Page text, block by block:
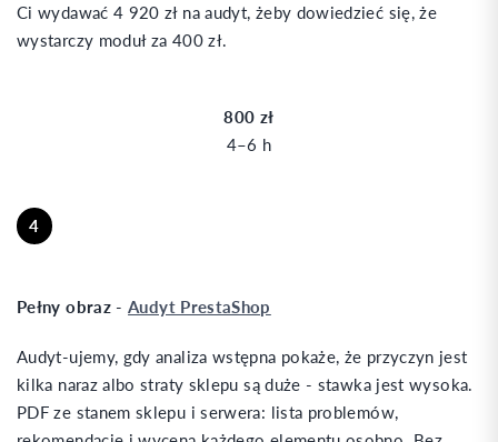
Ci wydawać 4 920 zł na audyt, żeby dowiedzieć się, że
wystarczy moduł za 400 zł.
800 zł
4–6 h
4
Pełny obraz-Audyt PrestaShop
Audyt-ujemy, gdy analiza wstępna pokaże, że przyczyn jest
kilka naraz albo straty sklepu są duże - stawka jest wysoka.
PDF ze stanem sklepu i serwera: lista problemów,